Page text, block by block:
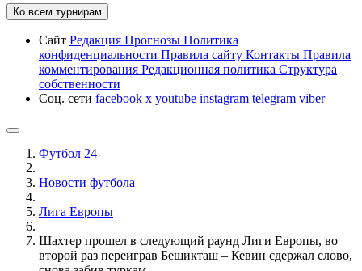
Ко всем турнирам
Сайт Редакция Прогнозы Политика
конфиденциальности Правила сайту Контакты Правила
комментирования Редакционная политика Структура
собственности
Соц. сети facebook x youtube instagram telegram viber
Футбол 24
Новости футбола
Лига Европы
Шахтер прошел в следующий раунд Лиги Европы, во
второй раз переиграв Бешикташ – Кевин сдержал слово,